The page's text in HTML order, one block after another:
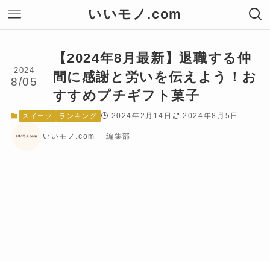
いいモノ.com
【2024年8月最新】退職する仲
間に感謝と労いを伝えよう！お
すすめプチギフト菓子
2024
8/05
スイーツ ランキング 2024年2月14日 2024年8月5日
いいモノ.com 編集部